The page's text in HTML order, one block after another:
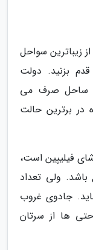
زیباترین سواحل
بزنید. دولت
ساحل صرف می
در برترین حالت
فیلیپین است،
ولی تعداد
جادوی غروب
ها از سرتان